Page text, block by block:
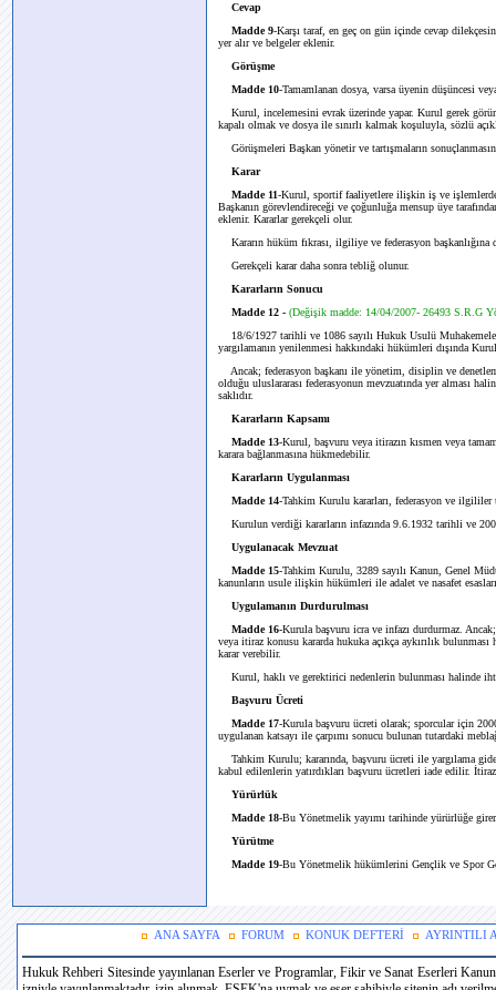
Cevap
Madde 9-Karşı taraf, en geç on gün içinde cevap
yer alır ve belgeler eklenir.
Görüşme
Madde 10-Tamamlanan dosya, varsa üyenin düşüncesi
Kurul, incelemesini evrak üzerinde yapar. Kurul gerek
kapalı olmak ve dosya ile sınırlı kalmak koşuluyla, sözlü
Görüşmeleri Başkan yönetir ve tartışmaların
Karar
Madde 11-Kurul, sportif faaliyetlere ilişkin iş ve işlemlerde
Başkanın görevlendireceği ve çoğunluğa mensup üye
eklenir. Kararlar gerekçeli olur.
Kararın hüküm fıkrası, ilgiliye ve federasyon
Gerekçeli karar daha sonra tebliğ olunur.
Kararların Sonucu
Madde 12 - (Değişik madde: 14/04/2007- 26493 S.R.G
18/6/1927 tarihli ve 1086 sayılı Hukuk Usulü
yargılamanın yenilenmesi hakkındaki hükümleri dışında
Ancak; federasyon başkanı ile yönetim, disiplin ve
olduğu uluslararası federasyonun mevzuatında yer alması
saklıdır.
Kararların Kapsamı
Madde 13-Kurul, başvuru veya itirazın kısmen veya
karara bağlanmasına hükmedebilir.
Kararların Uygulanması
Madde 14-Tahkim Kurulu kararları, federasyon ve ilgililer
Kurulun verdiği kararların infazında 9.6.1932 tarihli ve
Uygulanacak Mevzuat
Madde 15-Tahkim Kurulu, 3289 sayılı Kanun, Genel
kanunların usule ilişkin hükümleri ile adalet ve nasafet
Uygulamanın Durdurulması
Madde 16-Kurula başvuru icra ve infazı durdurmaz.
veya itiraz konusu kararda hukuka açıkça aykırılık
karar verebilir.
Kurul, haklı ve gerektirici nedenlerin bulunması halinde
Başvuru Ücreti
Madde 17-Kurula başvuru ücreti olarak; sporcular için
uygulanan katsayı ile çarpımı sonucu bulunan tutardaki
Tahkim Kurulu; kararında, başvuru ücreti ile yargılama
kabul edilenlerin yatırdıkları başvuru ücretleri iade edilir.
Yürürlük
Madde 18-Bu Yönetmelik yayımı tarihinde yürürlüğe
Yürütme
Madde 19-Bu Yönetmelik hükümlerini Gençlik ve Spor
ANA SAYFA FORUM KONUK DEFTERİ AYRINTILI
Hukuk Rehberi Sitesinde yayınlanan Eserler ve Programlar, Fikir ve Sanat Eserleri